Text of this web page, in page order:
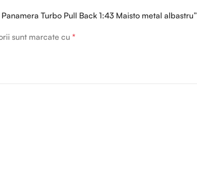
Turbo Pull Back 1:43 Maisto metal albastru”
sunt marcate cu *